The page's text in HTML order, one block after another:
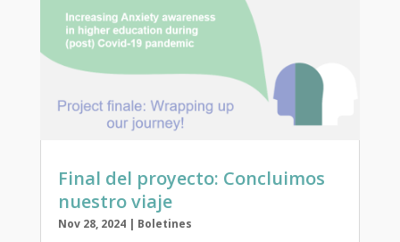
Final del proyecto: Concluimos
nuestro viaje
Nov 28, 2024| Boletines